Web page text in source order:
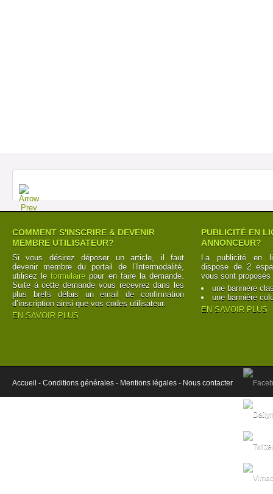
COMMENT S'INSCRIRE & DEVENIR
MEMBRE UTILISATEUR?
Si vous désirez déposer un article, il faut
devenir membre du portail de l’Intermodalité,
utilisez leformulaire pour en faire la demande.
Suite à cette demande vous recevrez dans les
plus brefs délais un email de confirmation
d’inscription ainsi que vos codes utilisateur.
EN SAVOIR PLUS
PUBLICITÉ EN
ANNONCEUR?
La publicité en
dispose de 2
vous sont proposés
une bannière
une bannière
EN SAVOIR PLUS
Accueil - Conditions générales - Mentions légales - Nous contacter